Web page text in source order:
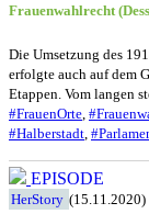
Frauenwahlrecht
Die Umsetzung des
erfolgte auch auf dem
Etappen. Vom langen
#FrauenOrte
#Halberstadt
EPISODE
HerStory (15.11.2020)